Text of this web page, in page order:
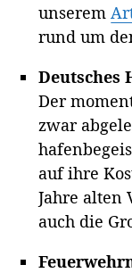
unserem
rund um
Deutsches
Der
zwar
auf ihre
Jahre alten
auch die